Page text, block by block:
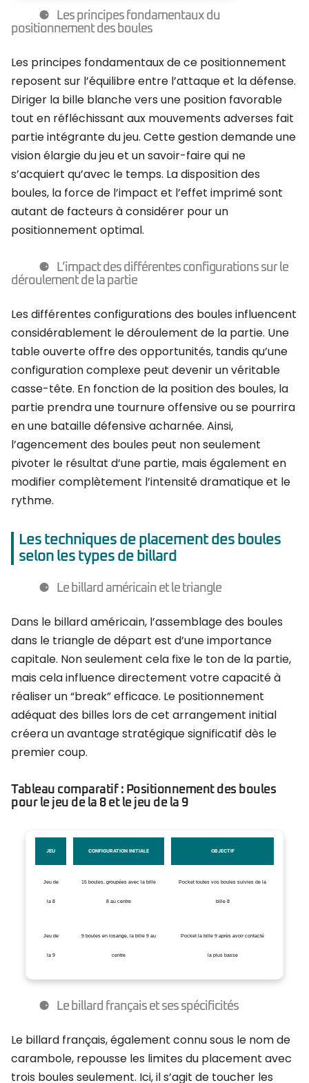
Les principes fondamentaux du
positionnement des boules
Les principes fondamentaux de ce positionnement
reposent sur l’équilibre entre l’attaque et la défense.
Diriger la bille blanche vers une position favorable
tout en réfléchissant aux mouvements adverses fait
partie intégrante du jeu. Cette gestion demande une
vision élargie du jeu et un savoir-faire qui ne
s’acquiert qu’avec le temps. La disposition des
boules, la force de l’impact et l’effet imprimé sont
autant de facteurs à considérer pour un
positionnement optimal.
L’impact des différentes configurations sur le
déroulement de la partie
Les différentes configurations des boules influencent
considérablement le déroulement de la partie. Une
table ouverte offre des opportunités, tandis qu’une
configuration complexe peut devenir un véritable
casse-tête. En fonction de la position des boules, la
partie prendra une tournure offensive ou se pourrira
en une bataille défensive acharnée. Ainsi,
l’agencement des boules peut non seulement
pivoter le résultat d’une partie, mais également en
modifier complètement l’intensité dramatique et le
rythme.
Les techniques de placement des boules
selon les types de billard
Le billard américain et le triangle
Dans le billard américain, l’assemblage des boules
dans le triangle de départ est d’une importance
capitale. Non seulement cela fixe le ton de la partie,
mais cela influence directement votre capacité à
réaliser un “break” efficace. Le positionnement
adéquat des billes lors de cet arrangement initial
créera un avantage stratégique significatif dès le
premier coup.
Tableau comparatif : Positionnement des boules
pour le jeu de la 8 et le jeu de la 9
JEU CONFIGURATION INITIALE OBJECTIF
Jeu de
la 8
15 boules, groupées avec la bille
8 au centre
Pocket toutes vos boules suivies de la
bille 8
Jeu de
la 9
9 boules en losange, la bille 9 au
centre
Pocket la bille 9 après avoir contacté
la plus basse
Le billard français et ses spécificités
Le billard français, également connu sous le nom de
carambole, repousse les limites du placement avec
trois boules seulement. Ici, il s’agit de toucher les